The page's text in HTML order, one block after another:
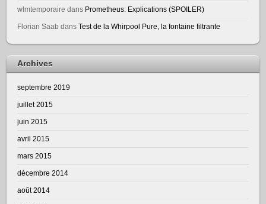
wlmtemporaire dans Prometheus: Explications (SPOILER)
Florian Saab dansTest de la Whirpool Pure, la fontaine filtrante
Archives
septembre 2019
juillet 2015
juin 2015
avril 2015
mars 2015
décembre 2014
août 2014